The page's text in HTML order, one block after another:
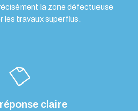
la zone défectueuse
les travaux superflus.
claire